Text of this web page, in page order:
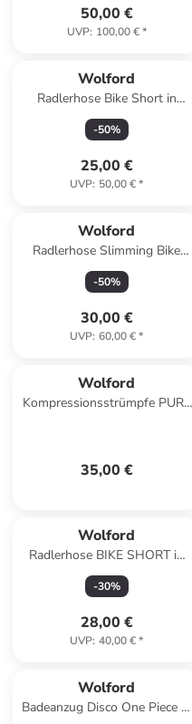
50,00 €
UVP: 100,00 €*
Wolford
Radlerhose Bike Short in
Schwarz
-50%
25,00 €
UVP: 50,00 €*
Wolford
Radlerhose Slimming Bike
Short in grau-mel.
-50%
30,00 €
UVP: 60,00 €*
Wolford
Kompressionsstrümpfe PURE
35,00 €
Wolford
Radlerhose BIKE SHORT in
Weiß
-30%
28,00 €
UVP: 40,00 €*
Wolford
Badeanzug Disco One Piece in